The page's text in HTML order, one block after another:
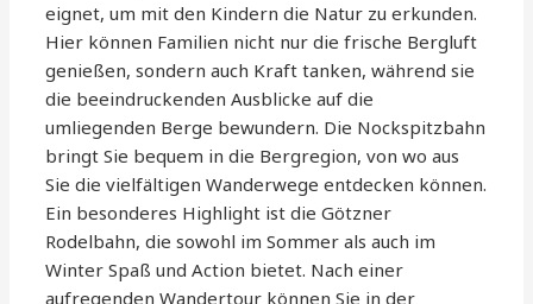
eignet, um mit den Kindern die Natur zu erkunden.
Hier können Familien nicht nur die frische Bergluft
genießen, sondern auch Kraft tanken, während sie
die beeindruckenden Ausblicke auf die
umliegenden Berge bewundern. Die Nockspitzbahn
bringt Sie bequem in die Bergregion, von wo aus
Sie die vielfältigen Wanderwege entdecken können.
Ein besonderes Highlight ist die Götzner
Rodelbahn, die sowohl im Sommer als auch im
Winter Spaß und Action bietet. Nach einer
aufregenden Wandertour können Sie in der